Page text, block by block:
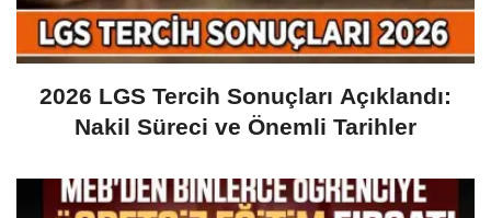
2026 LGS Tercih Sonuçları Açıklandı:
Nakil Süreci ve Önemli Tarihler